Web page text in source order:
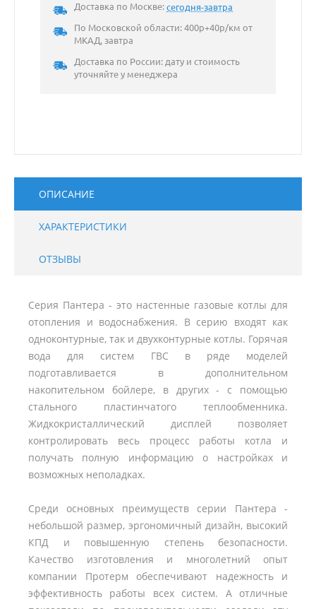
Доставка по Москве:сегодня-завтра
По Московской области: 400р+40р/км от
МКАД, завтра
Доставка по России: дату и стоимость
уточняйте у менеджера
ОПИСАНИЕ
ХАРАКТЕРИСТИКИ
ОТЗЫВЫ
Серия Пантера - это настенные газовые котлы для
отопления и водоснабжения. В серию входят как
одноконтурные, так и двухконтурные котлы. Горячая
вода для систем ГВС в ряде моделей
подготавливается в дополнительном
накопительном бойлере, в других - с помощью
стального пластинчатого теплообменника.
Жидкокристаллический дисплей позволяет
контролировать весь процесс работы котла и
получать полную информацию о настройках и
возможных неполадках.
Среди основных преимуществ серии Пантера -
небольшой размер, эргономичный дизайн, высокий
КПД и повышенную степень безопасности.
Качество изготовления и многолетний опыт
компании Протерм обеспечивают надежность и
эффективность работы всех систем. А отличные